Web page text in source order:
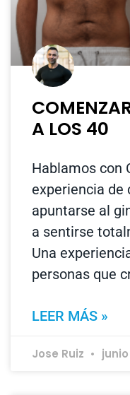
A LOS 40
Hablamos con
experiencia de
apuntarse al
a sentirse
Una
personas que
LEER MÁS »
Jose Ruiz junio